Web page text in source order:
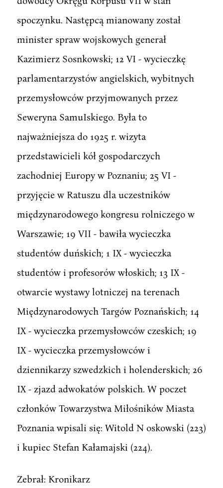
spoczynku. Następcą mianowany został
minister spraw wojskowych generał
Kazimierz Sosnkowski; 12 VI - wycieczkę
parlamentarzystów angielskich, wybitnych
przemysłowców przyjmowanych przez
Seweryna SamuIskiego. Była to
najważniejsza do 1925 r. wizyta
przedstawicieli kół gospodarczych
zachodniej Europy w Poznaniu; 25 VI -
przyjęcie w Ratuszu dla uczestników
międzynarodowego kongresu rolniczego w
Warszawie; 19 VII - bawiła wycieczka
studentów duńskich; 1 IX - wycieczka
studentów i profesorów włoskich; 13 IX -
otwarcie wystawy lotniczej na terenach
Międzynarodowych Targów Poznańskich; 14
IX - wycieczka przemysłowców czeskich; 19
IX - wycieczka przemysłowców i
dziennikarzy szwedzkich i holenderskich; 26
IX - zjazd adwokatów polskich. W poczet
członków Towarzystwa Miłośników Miasta
Poznania wpisali się: Witold N oskowski (223)
i kupiec Stefan Kałamajski (224).
Zebrał: Kronikarz